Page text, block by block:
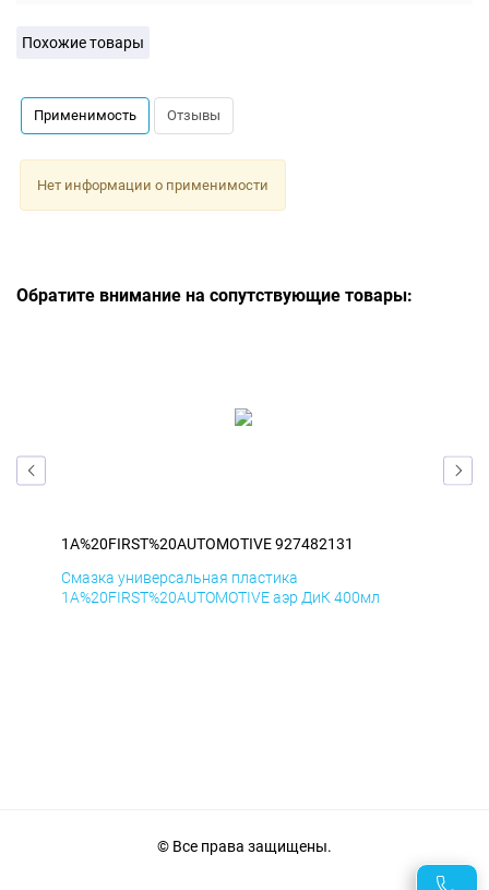
Похожие товары
Применимость Отзывы
Нет информации о применимости
Обратите внимание на сопутствующие товары:
1A%20FIRST%20AUTOMOTIVE 927482131
Смазка универсальная пластика
1A%20FIRST%20AUTOMOTIVE аэр ДиК 400мл
© Все права защищены.